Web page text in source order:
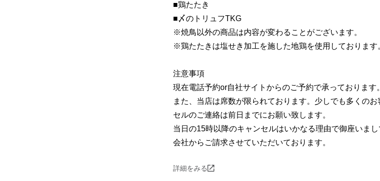
■鶏たたき
■〆のトリュフTKG
※焼鳥以外の商品は内容が変わることがございます。
※鶏たたきは塩せき加工を施した地鶏を使用しております
注意事項
現在電話予約or自社サイトからのご予約で承っております。
また、当店は席数が限られております。少しでも多くの
セルのご連絡は前日までにお願い致します。
当日の15時以降のキャンセルはいかなる理由で御座いま
会社からご請求させていただいております。
詳細をみる